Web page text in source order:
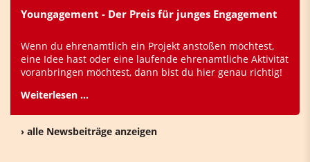
Youngagement - Der Preis für junges Engagement
Wenn du ehrenamtlich ein Projekt anstoßen möchtest,
eine Idee hast oder eine laufende ehrenamtliche Aktivität
voranbringen möchtest, dann bist du hier genau richtig!
Weiterlesen …
› alle Newsbeiträge anzeigen